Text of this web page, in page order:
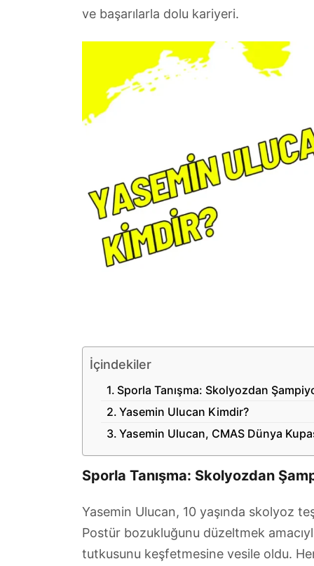
ve başarılarla dolu kariyeri.
İçindekiler
Sporla Tanışma: Skolyozdan
Yasemin Ulucan Kimdir?
Yasemin Ulucan, CMAS Dünya
Sporla Tanışma: Skolyozdan
Yasemin Ulucan, 10 yaşında skolyoz
Postür bozukluğunu düzeltmek
tutkusunu keşfetmesine vesile oldu.